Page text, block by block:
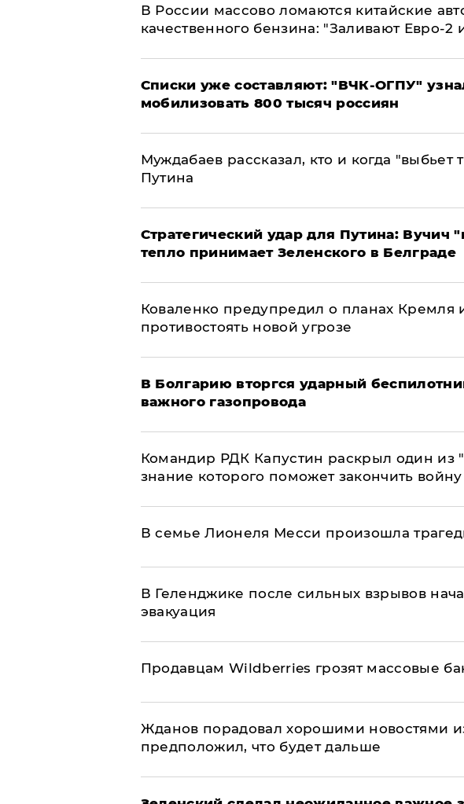
В России массово ломаются китайские
качественного бензина: "Заливают Евро-
Списки уже составляют: "ВЧК-ОГПУ"
мобилизовать 800 тысяч россиян
Муждабаев рассказал, кто и когда "выбьет
Путина
Стратегический удар для Путина: Вучич
тепло принимает Зеленского в Белграде
Коваленко предупредил о планах Кремля
противостоять новой угрозе
В Болгарию вторгся ударный
важного газопровода
Командир РДК Капустин раскрыл один из
знание которого поможет закончить войну
В семье Лионеля Месси произошла
В Геленджике после сильных взрывов
эвакуация
Продавцам Wildberries грозят массовые
Жданов порадовал хорошими новостями
предположил, что будет дальше